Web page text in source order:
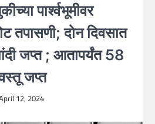
पार्श्वभूमीवर
तपासणी; दोन दिवसात
जप्त ; आतापर्यंत 58
जप्त
12, 2024